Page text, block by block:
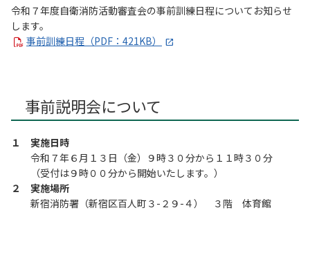
令和７年度自衛消防活動審査会の事前訓練日程についてお知らせ
します。
事前訓練日程（PDF：421KB）
事前説明会について
１ 実施日時
令和７年６月１３日（金）９時３０分から１１時３０分
（受付は９時００分から開始いたします。）
２ 実施場所
新宿消防署（新宿区百人町３-２９-４） ３階 体育館